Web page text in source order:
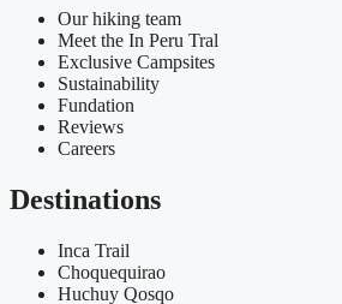
Our hiking team
Meet the In Peru Tral
Exclusive Campsites
Sustainability
Fundation
Reviews
Careers
Destinations
Inca Trail
Choquequirao
Huchuy Qosqo